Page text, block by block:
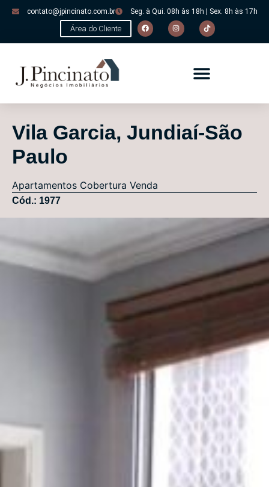
contato@jpincinato.com.br Seg. à Qui. 08h às 18h | Sex. 8h às 17h
Área do Cliente
Vila Garcia, Jundiaí-São
Paulo
Apartamentos Cobertura Venda
Cód.: 1977